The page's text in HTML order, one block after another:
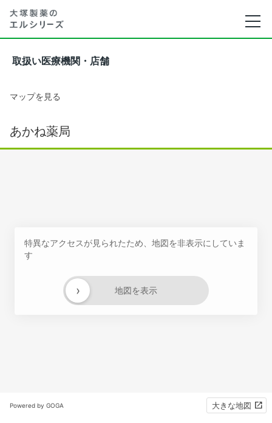
取扱い医療機関・店舗
マップを見る
あかね薬局
特異なアクセスが見られたため、地図を非表示にしていま
す
地図を表示
›
Powered by GOGA 大きな地図